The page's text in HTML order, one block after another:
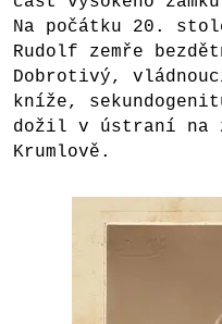
Na počátku 20.
Rudolf zemře
Dobrotivý,
kníže,
dožil v ústraní na
Krumlově.